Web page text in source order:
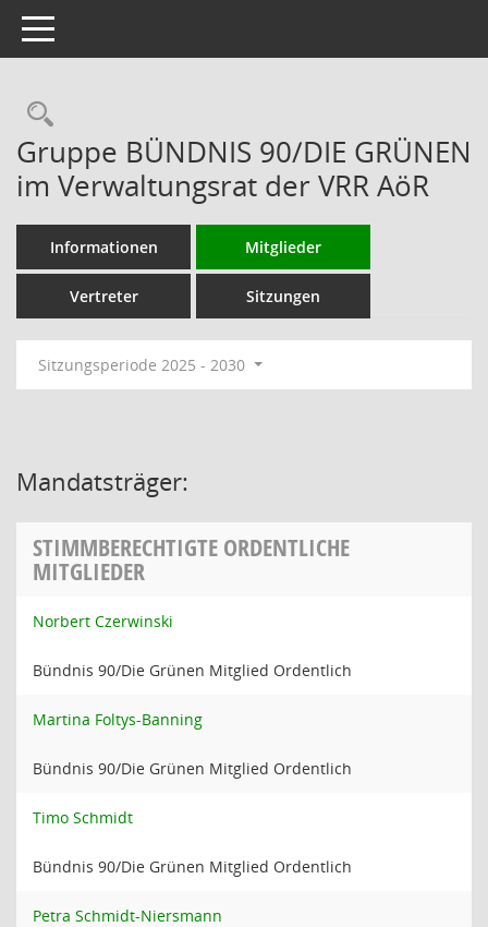
Toggle navigation
Rechercheauswahl
Gruppe BÜNDNIS 90/DIE GRÜNEN
im Verwaltungsrat der VRR AöR
Informationen Mitglieder
Vertreter Sitzungen
Sitzungsperiode 2025 - 2030
Mandatsträger:
STIMMBERECHTIGTE ORDENTLICHE
MITGLIEDER
Norbert Czerwinski
Bündnis 90/Die Grünen Mitglied Ordentlich
Martina Foltys-Banning
Bündnis 90/Die Grünen Mitglied Ordentlich
Timo Schmidt
Bündnis 90/Die Grünen Mitglied Ordentlich
Petra Schmidt-Niersmann